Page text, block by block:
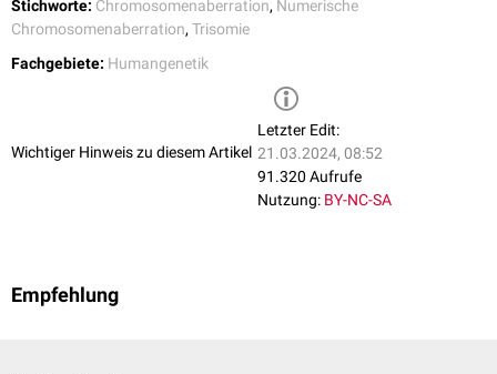
Mit Ausnahme der gonosomalen Trisomien und der Trisomie 21 sind
Trisomien in der Regel nicht mit dem Leben vereinbar und führen zu
frühen Fehlgeburten oder dem Tod des Neugeborenen in den ersten
Stichworte: Chromosomenaberration, Numerische
Chromosomenaberration, Trisomie
Fachgebiete: Humangenetik
Wichtiger Hinweis zu diesem Artikel
Letzter Edit:
21.03.2024, 08:52
91.320 Aufrufe
Nutzung: BY-NC-SA
Empfehlung